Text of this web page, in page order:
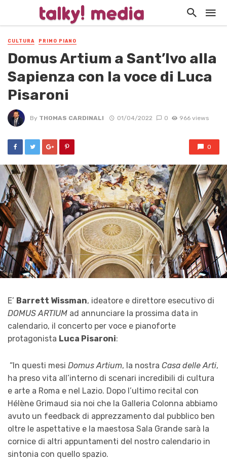
CULTURA PRIMO PIANO
Domus Artium a Sant’Ivo alla
Sapienza con la voce di Luca
Pisaroni
By THOMAS CARDINALI 01/04/2022 0 966 views
0
E’ Barrett Wissman, ideatore e direttore esecutivo di
DOMUS ARTIUM ad annunciare la prossima data in
calendario, il concerto per voce e pianoforte
protagonista Luca Pisaroni:
“In questi mesi Domus Artium, la nostra Casa delle Arti,
ha preso vita all’interno di scenari incredibili di cultura
e arte a Roma e nel Lazio. Dopo l’ultimo recital con
Hélène Grimaud sia noi che la Galleria Colonna abbiamo
avuto un feedback di apprezzamento dal pubblico ben
oltre le aspettative e la maestosa Sala Grande sarà la
cornice di altri appuntamenti del nostro calendario in
sintonia con quello spazio.